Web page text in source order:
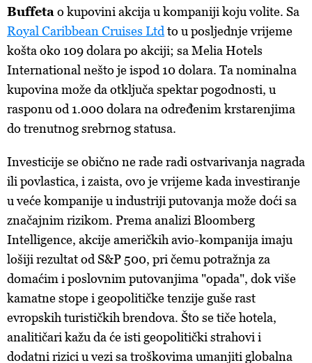
Buffeta o kupovini akcija u kompaniji koju volite. Sa
Royal Caribbean Cruises Ltd to u posljednjevrijeme
košta oko 109dolara po akciji; sa Melia Hotels
International nešto jeispod 10dolara. Ta nominalna
kupovina možeda otključa spektarpogodnosti, u
rasponu od 1.000dolara na određenim krstarenjima
do trenutnogsrebrnogstatusa.
Investicije se obično ne rade radi ostvarivanja nagrada
ili povlastica, i zaista, ovo je vrijeme kada investiranje
u veće kompanije u industriji putovanja može doći sa
značajnim rizikom. Prema analizi Bloomberg
Intelligence, akcije američkih avio-kompanija imaju
lošiji rezultat od S&P 500, pri čemu potražnja za
domaćim i poslovnim putovanjima "opada", dok više
kamatne stope i geopolitičke tenzije guše rast
evropskih turističkih brendova. Što se tiče hotela,
analitičari kažu da će isti geopolitički strahovi i
dodatni rizici u vezi sa troškovima umanjiti globalna